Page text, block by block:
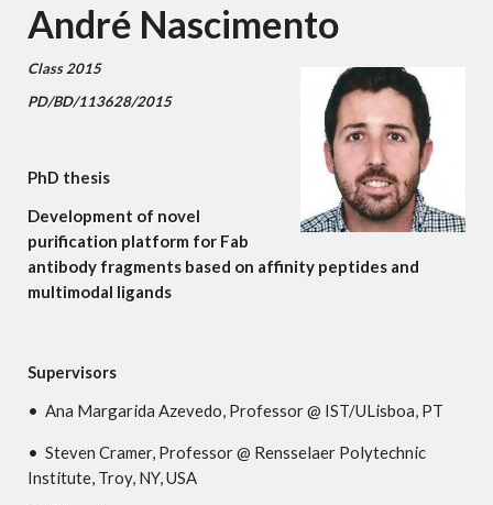
André Nascimento
Class 2015
PD/BD/113628/2015
PhD thesis
Development of novel
purification platform for Fab
antibody fragments based on affinity peptides and
multimodal ligands
Supervisors
• Ana Margarida Azevedo, Professor @ IST/ULisboa, PT
• Steven Cramer, Professor @ Rensselaer Polytechnic
Institute, Troy, NY, USA